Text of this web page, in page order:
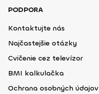
PODPORA
Kontaktujte nás
Najčastejšie otázky
Cvičenie cez televízor
BMI kalkulačka
Ochrana osobných údajov